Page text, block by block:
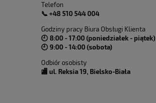
Telefon
📞 +48 510 544 004
Godziny pracy Biura Obsługi Klienta
🕘 8:00 - 17:00 (poniedziałek - piątek)
🕘 9:00 - 14:00 (sobota)
Odbiór osobisty
🏬 ul. Reksia 19, Bielsko-Biała